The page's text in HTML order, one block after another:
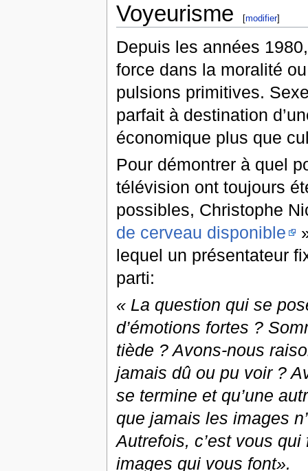
Voyeurisme [modifier]
Depuis les années
force dans la moralité
pulsions primitives.
parfait à destination
économique plus que
Pour démontrer à quel
télévision ont toujours
possibles, Christophe
de cerveau disponible
lequel un présentateur
parti:
« La question qui se
d’émotions fortes ?
tiède ? Avons-nous
jamais dû ou pu voir ?
se termine et qu’une
que jamais les images
Autrefois, c’est vous
images qui vous font».